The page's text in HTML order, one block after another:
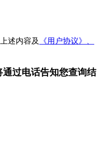
述内容及
《用户协议》、
通过电话告知您查询结